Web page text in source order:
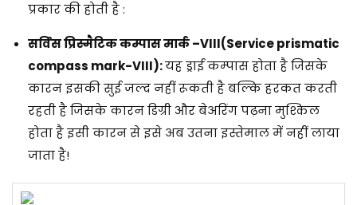
प्रकार की होती है :
सर्विस प्रिस्मैटिक कम्पास मार्क –VIII(Service prismatic
compass mark-VIII):यह ड्राई कम्पास होता है जिसके
कारन इसकी सुई जल्द नहीं रूकती है बल्कि हरकत करती
रहती है जिसके कारन डिग्री और बेअरिंग पढ़ना मुश्किल
होता है इसी कारन से इसे अब उतना इस्तेमाल में नहीं लाया
जाता है!